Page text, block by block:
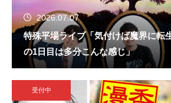
2026.07.07
特殊平場ライブ「気付けば魔界に転
の1日目は多分こんな感じ」
受付中